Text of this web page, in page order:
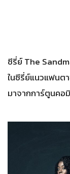
ซีรี่ย์ The
ในซีรี่ย์แนวแฟนต
มาจากการ์ตูนคอ